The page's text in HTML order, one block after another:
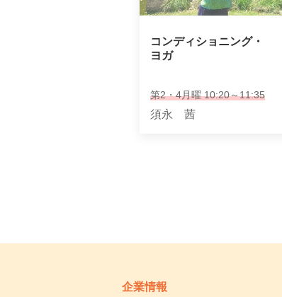
コンディショニング・
ヨガ
第2・4月曜 10:20～11:35
須永 茜
企業情報